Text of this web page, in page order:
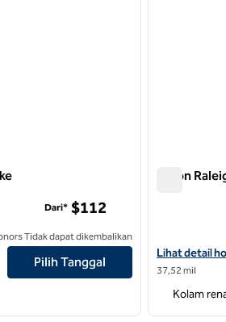
Duke University
Dari* $112
Tidak dapat dikembalikan
Pilih Tanggal
Hilton
Lihat detail
Lihat detail
37,52 mil
Kolam